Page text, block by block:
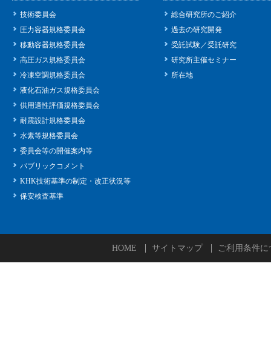
技術委員会
圧力容器規格委員会
移動容器規格委員会
高圧ガス規格委員会
冷凍空調規格委員会
液化石油ガス規格委員会
供用適性評価規格委員会
耐震設計規格委員会
水素等規格委員会
委員会等の開催案内等
パブリックコメント
KHK技術基準の制定・改正状況等
保安検査基準
総合研究所のご紹介
過去の研究開発
受託試験／受託研究
研究所主催セミナー
所在地
HOME サイトマップ ご利用条件に